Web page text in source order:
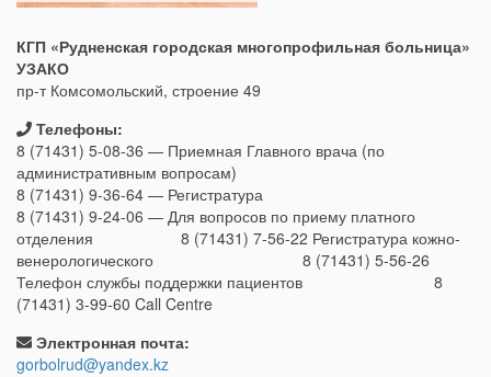
КГП «Рудненская городская многопрофильная больница»
УЗАКО
пр-т Комсомольский, строение 49
Телефоны:
8 (71431) 5-08-36 — Приемная Главного врача (по
административным вопросам)
8 (71431) 9-36-64 — Регистратура
8 (71431) 9-24-06 — Для вопросов по приему платного
отделения 8 (71431) 7-56-22 Регистратура кожно-
венерологического 8 (71431) 5-56-26
Телефон службы поддержки пациентов 8
(71431) 3-99-60 Call Centre
Электронная почта:
gorbolrud@yandex.kz